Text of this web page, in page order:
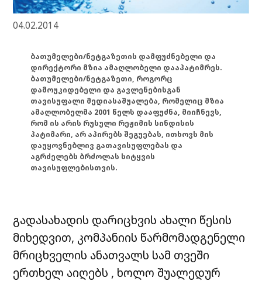
04.02.2014
ბათუმელები/ნეტგაზეთის დამფუძნებელი და
დირექტორი მზია ამაღლობელი დააპატიმრეს.
ბათუმელები/ნეტგაზეთი, როგორც
დამოუკიდებელი და გავლენებისგან
თავისუფალი მედიასაშუალება, რომელიც მზია
ამაღლობელმა 2001 წელს დააფუძნა, მიიჩნევს,
რომ ის არის რუსული რეჟიმის სინდისის
პატიმარი, არ აპირებს შეგუებას, ითხოვს მის
დაუყოვნებლივ გათავისუფლებას და
აგრძელებს ბრძოლას სიტყვის
თავისუფლებისთვის.
გადასახადის დარიცხვის ახალი წესის
მიხედვით, კომპანიის წარმომადგენელი
მრიცხველის ანათვალს სამ თვეში
ერთხელ აიღებს , ხოლო შუალედურ